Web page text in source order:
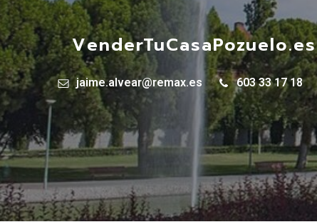
VenderTuCasaPozuelo.es
jaime.alvear@remax.es 603 33 17 18